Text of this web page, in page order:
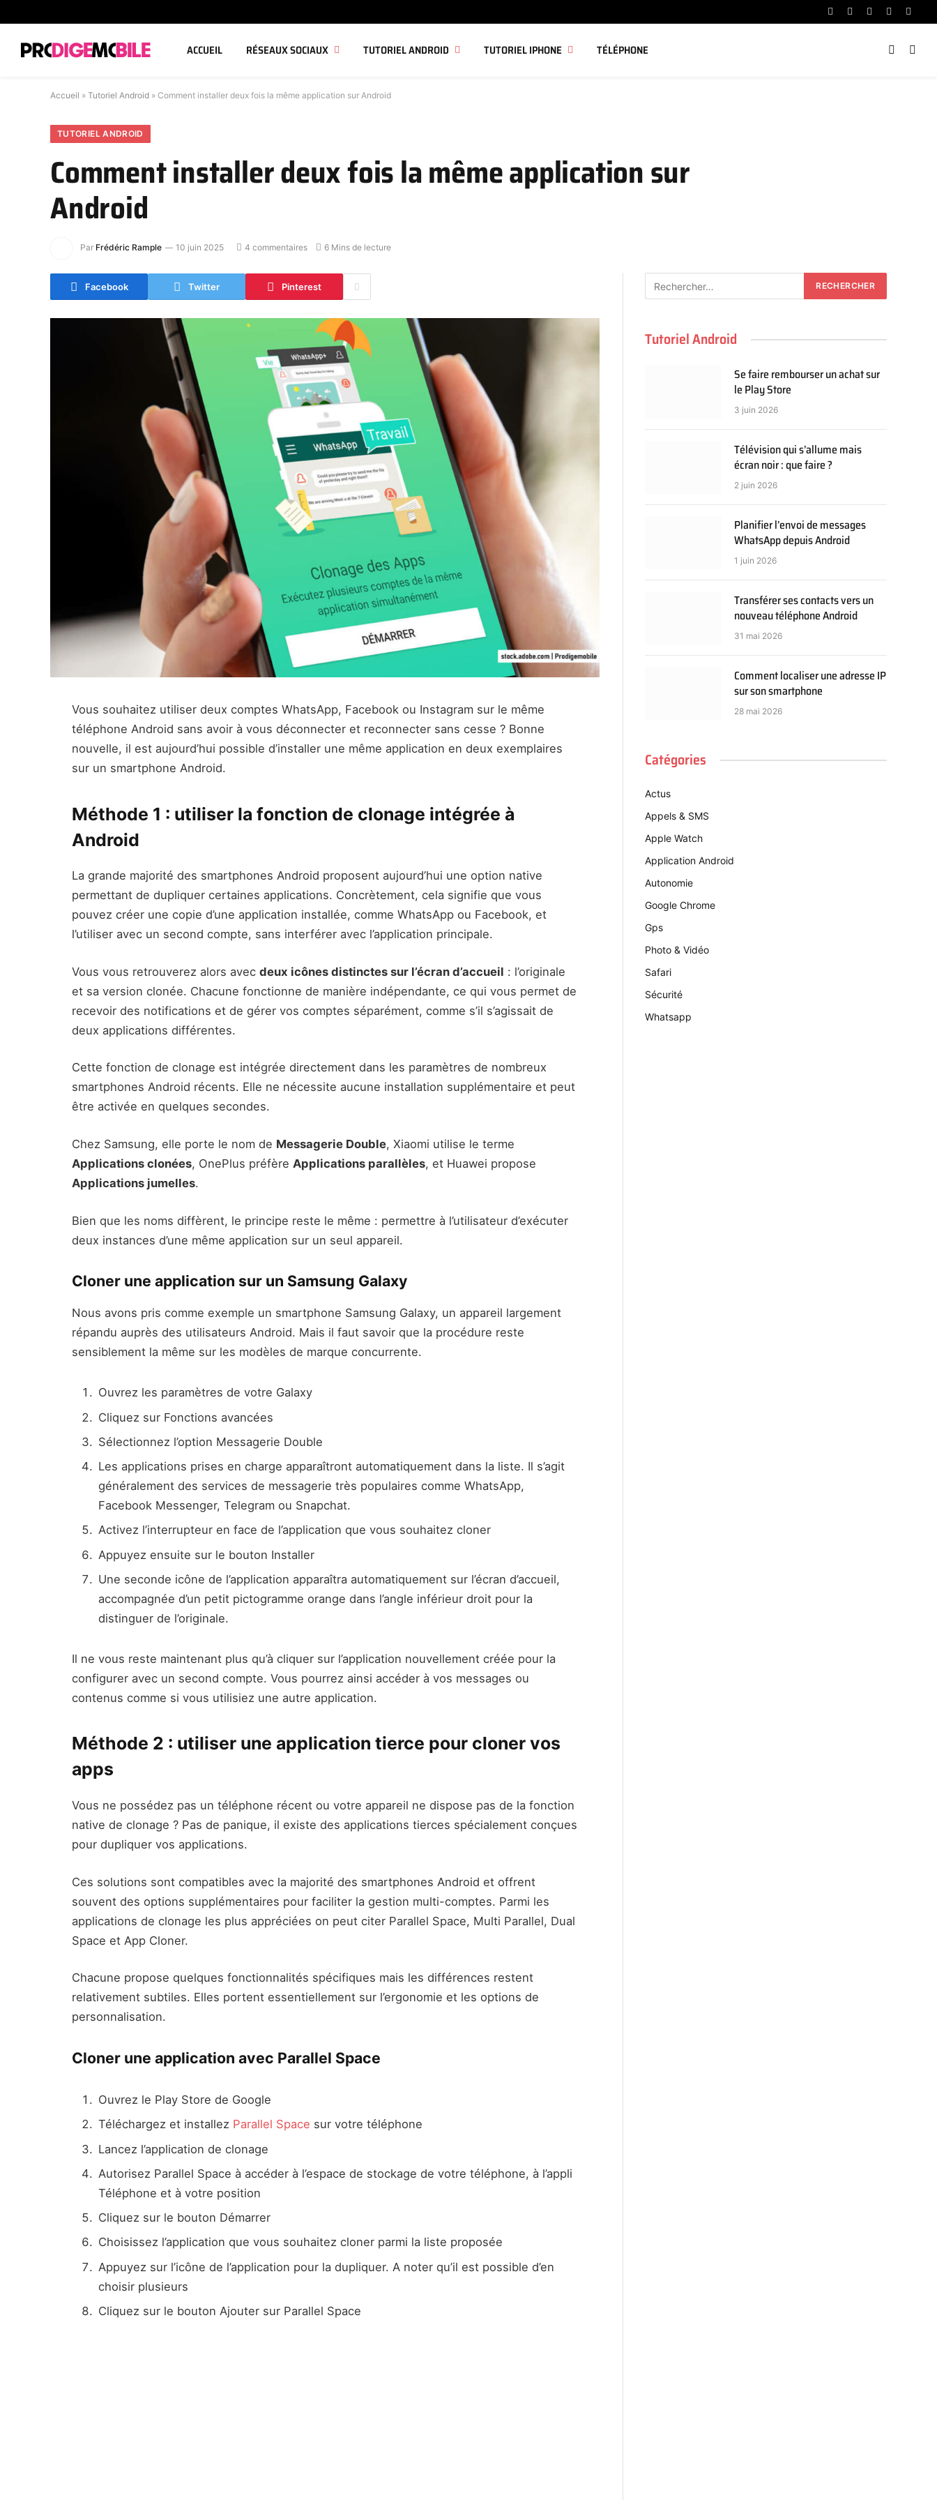
Facebook
X
Instagram
YouTube
ACCUEIL RÉSEAUX SOCIAUX TUTORIEL ANDROID TUTORIEL IPHONE TÉLÉPHONE
Accueil » Tutoriel Android » Comment installer deux fois la même application sur Android
TUTORIEL ANDROID
Comment installer deux fois la même application sur
Android
Par Frédéric Rample 10 juin 2025 4 commentaires 6 Mins de lecture
Facebook Twitter Pinterest
Vous souhaitez utiliser deux comptes WhatsApp, Facebook ou Instagram sur le même
téléphone Android sans avoir à vous déconnecter et reconnecter sans cesse ? Bonne
nouvelle, il est aujourd’hui possible d’installer une même application en deux exemplaires
sur un smartphone Android.
Méthode 1 : utiliser la fonction de clonage intégrée à
Android
La grande majorité des smartphones Android proposent aujourd’hui une option native
permettant de dupliquer certaines applications. Concrètement, cela signifie que vous
pouvez créer une copie d’une application installée, comme WhatsApp ou Facebook, et
l’utiliser avec un second compte, sans interférer avec l’application principale.
Vous vous retrouverez alors avec deux icônes distinctes sur l’écran d’accueil : l’originale
et sa version clonée. Chacune fonctionne de manière indépendante, ce qui vous permet de
recevoir des notifications et de gérer vos comptes séparément, comme s’il s’agissait de
deux applications différentes.
Cette fonction de clonage est intégrée directement dans les paramètres de nombreux
smartphones Android récents. Elle ne nécessite aucune installation supplémentaire et peut
être activée en quelques secondes.
Chez Samsung, elle porte le nom de Messagerie Double, Xiaomi utilise le terme
Applications clonées, OnePlus préfère Applications parallèles, et Huawei propose
Applications jumelles.
Bien que les noms diffèrent, le principe reste le même : permettre à l’utilisateur d’exécuter
deux instances d’une même application sur un seul appareil.
Cloner une application sur un Samsung Galaxy
Nous avons pris comme exemple un smartphone Samsung Galaxy, un appareil largement
répandu auprès des utilisateurs Android. Mais il faut savoir que la procédure reste
sensiblement la même sur les modèles de marque concurrente.
Ouvrez les paramètres de votre Galaxy
Cliquez sur Fonctions avancées
Sélectionnez l’option Messagerie Double
Les applications prises en charge apparaîtront automatiquement dans la liste. Il s’agit
généralement des services de messagerie très populaires comme WhatsApp,
Facebook Messenger, Telegram ou Snapchat.
Activez l’interrupteur en face de l’application que vous souhaitez cloner
Appuyez ensuite sur le bouton Installer
Une seconde icône de l’application apparaîtra automatiquement sur l’écran d’accueil,
accompagnée d’un petit pictogramme orange dans l’angle inférieur droit pour la
distinguer de l’originale.
Il ne vous reste maintenant plus qu’à cliquer sur l’application nouvellement créée pour la
configurer avec un second compte. Vous pourrez ainsi accéder à vos messages ou
contenus comme si vous utilisiez une autre application.
Méthode 2 : utiliser une application tierce pour cloner vos
apps
Vous ne possédez pas un téléphone récent ou votre appareil ne dispose pas de la fonction
native de clonage ? Pas de panique, il existe des applications tierces spécialement conçues
pour dupliquer vos applications.
Ces solutions sont compatibles avec la majorité des smartphones Android et offrent
souvent des options supplémentaires pour faciliter la gestion multi-comptes. Parmi les
applications de clonage les plus appréciées on peut citer Parallel Space, Multi Parallel, Dual
Space et App Cloner.
Chacune propose quelques fonctionnalités spécifiques mais les différences restent
relativement subtiles. Elles portent essentiellement sur l’ergonomie et les options de
personnalisation.
Cloner une application avec Parallel Space
Ouvrez le Play Store de Google
Téléchargez et installez Parallel Space sur votre téléphone
Lancez l’application de clonage
Autorisez Parallel Space à accéder à l’espace de stockage de votre téléphone, à l’appli
Téléphone et à votre position
Cliquez sur le bouton Démarrer
Choisissez l’application que vous souhaitez cloner parmi la liste proposée
Appuyez sur l’icône de l’application pour la dupliquer. A noter qu’il est possible d’en
choisir plusieurs
Cliquez sur le bouton Ajouter sur Parallel Space
Tutoriel Android
Se faire rembourser un achat sur
le Play Store
3 juin 2026
Télévision qui s’allume mais
écran noir : que faire ?
2 juin 2026
Planifier l’envoi de messages
WhatsApp depuis Android
1 juin 2026
Transférer ses contacts vers un
nouveau téléphone Android
31 mai 2026
Comment localiser une adresse IP
sur son smartphone
28 mai 2026
Catégories
Actus
Appels & SMS
Apple Watch
Application Android
Autonomie
Google Chrome
Gps
Photo & Vidéo
Safari
Sécurité
Whatsapp